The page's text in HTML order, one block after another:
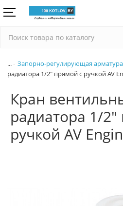
... Запорно-регулирующая арматура
радиатора 1/2" прямой с ручкой AV
Кран
радиатора 1/
ручкой AV